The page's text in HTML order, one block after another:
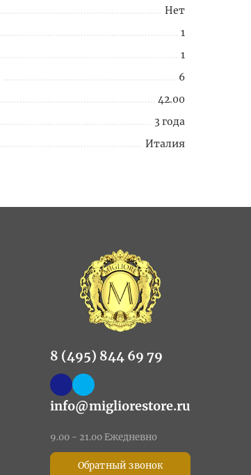
Нет
1
1
6
42.00
3 года
Италия
8 (495) 844 69 79
info@migliorestore.ru
9.00 - 21.00 Ежедневно
Обратный звонок